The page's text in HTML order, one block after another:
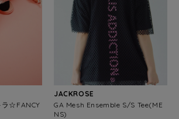
ラ☆FANCY
JACKROSE
GA Mesh Ensemble S/S Tee(ME
NS)